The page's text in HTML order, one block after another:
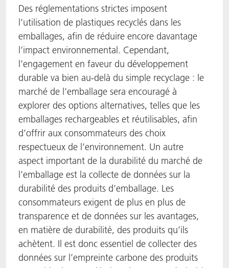
Des réglementations strictes imposent
l’utilisation de plastiques recyclés dans les
emballages, afin de réduire encore davantage
l’impact environnemental. Cependant,
l’engagement en faveur du développement
durable va bien au-delà du simple recyclage : le
marché de l’emballage sera encouragé à
explorer des options alternatives, telles que les
emballages rechargeables et réutilisables, afin
d’offrir aux consommateurs des choix
respectueux de l’environnement. Un autre
aspect important de la durabilité du marché de
l’emballage est la collecte de données sur la
durabilité des produits d’emballage. Les
consommateurs exigent de plus en plus de
transparence et de données sur les avantages,
en matière de durabilité, des produits qu’ils
achètent. Il est donc essentiel de collecter des
données sur l’empreinte carbone des produits